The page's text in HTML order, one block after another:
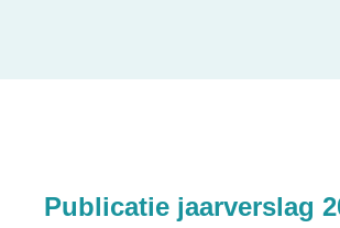
Publicatie jaarverslag